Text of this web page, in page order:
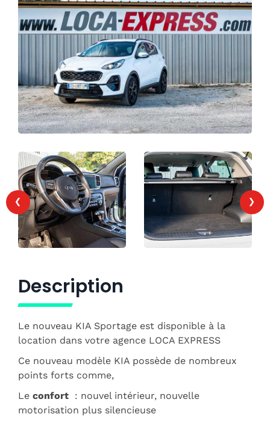
‹ ›
Description
Le nouveau KIA Sportage est disponible à la
location dans votre agence LOCA EXPRESS
Ce nouveau modèle KIA possède de nombreux
points forts comme,
Le confort : nouvel intérieur, nouvelle
motorisation plus silencieuse